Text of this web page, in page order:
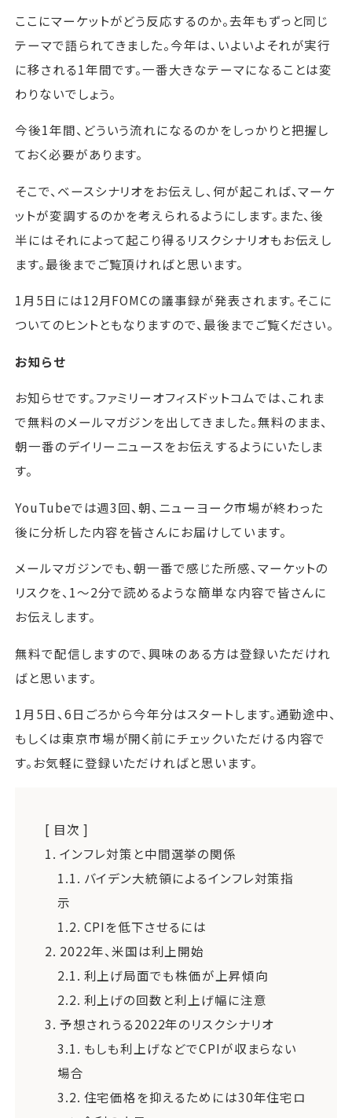
ここにマーケットがどう反応するのか。去年もずっと同じ
テーマで語られてきました。今年は、いよいよそれが実行
に移される1年間です。一番大きなテーマになることは変
わりないでしょう。
今後1年間、どういう流れになるのかをしっかりと把握し
ておく必要があります。
そこで、ベースシナリオをお伝えし、何が起これば、マーケ
ットが変調するのかを考えられるようにします。また、後
半にはそれによって起こり得るリスクシナリオもお伝えし
ます。最後までご覧頂ければと思います。
1月5日には12月FOMCの議事録が発表されます。そこに
ついてのヒントともなりますので、最後までご覧ください。
お知らせ
お知らせです。ファミリーオフィスドットコムでは、これま
で無料のメールマガジンを出してきました。無料のまま、
朝一番のデイリーニュースをお伝えするようにいたしま
す。
YouTubeでは週3回、朝、ニューヨーク市場が終わった
後に分析した内容を皆さんにお届けしています。
メールマガジンでも、朝一番で感じた所感、マーケットの
リスクを、1～2分で読めるような簡単な内容で皆さんに
お伝えします。
無料で配信しますので、興味のある方は登録いただけれ
ばと思います。
1月5日、6日ごろから今年分はスタートします。通勤途中、
もしくは東京市場が開く前にチェックいただける内容で
す。お気軽に登録いただければと思います。
[ 目次 ]
1. インフレ対策と中間選挙の関係
1.1. バイデン大統領によるインフレ対策指
示
1.2. CPIを低下させるには
2. 2022年、米国は利上開始
2.1. 利上げ局面でも株価が上昇傾向
2.2. 利上げの回数と利上げ幅に注意
3. 予想されうる2022年のリスクシナリオ
3.1. もしも利上げなどでCPIが収まらない
場合
3.2. 住宅価格を抑えるためには30年住宅ロ